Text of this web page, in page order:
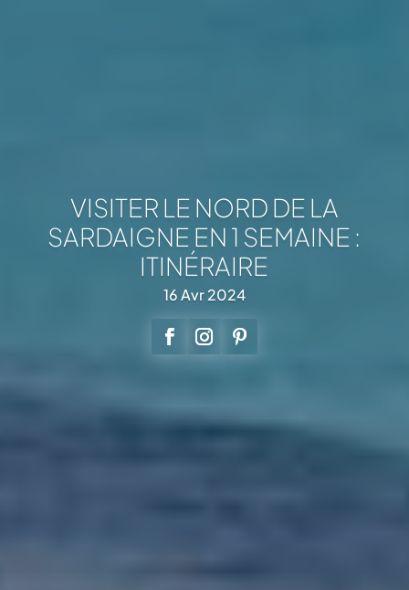
VISITER LE NORD DE LA
SARDAIGNE EN 1 SEMAINE :
ITINÉRAIRE
16 Avr 2024